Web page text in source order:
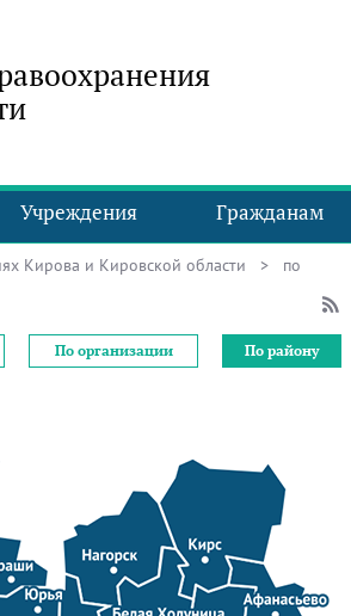
Учреждения Гражданам
Кирова и Кировской области > по
По организации По району